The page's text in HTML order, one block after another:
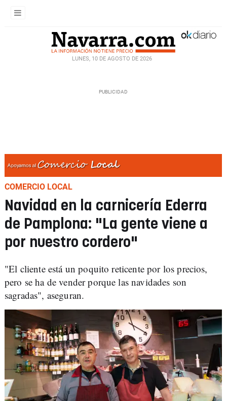
LUNES, 10 DE AGOSTO DE 2026
COMERCIO LOCAL
Navidad en la carnicería Ederra
de Pamplona: "La gente viene a
por nuestro cordero"
"El cliente está un poquito reticente por los precios,
pero se ha de vender porque las navidades son
sagradas", aseguran.